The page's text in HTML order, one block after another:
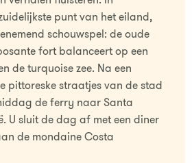
punt van het eiland,
schouwspel: de oude
fort balanceert op een
de turquoise zee. Na een
pittoreske straatjes van de stad
de ferry naar Santa
U sluit de dag af met een diner
de mondaine Costa